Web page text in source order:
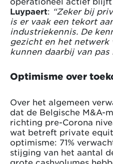
Luypaert: “Zeker bij
is er vaak een tekort
industriekennis. De
gezicht en het netwerk
kunnen daarbij van pas
Optimisme over
Over het algemeen
dat de Belgische M&A-
richting pre-Corona
wat betreft private
optimisme: 71%
stijging van het aantal